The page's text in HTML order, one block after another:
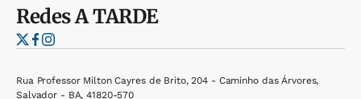
RedesA TARDE
Rua Professor Milton Cayres de Brito, 204 - Caminho das Árvores,
Salvador - BA, 41820-570